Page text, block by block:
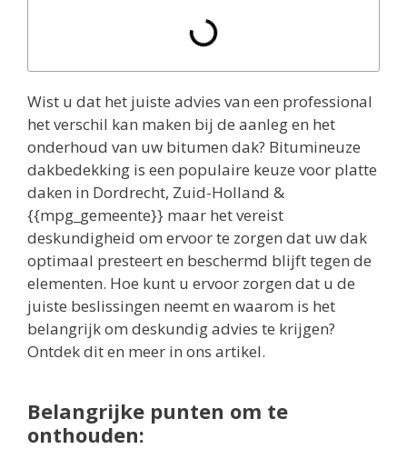
Wist u dat het juiste advies van een professional
het verschil kan maken bij de aanleg en het
onderhoud van uw bitumen dak? Bitumineuze
dakbedekking is een populaire keuze voor platte
daken in Dordrecht, Zuid-Holland &
{{mpg_gemeente}} maar het vereist
deskundigheid om ervoor te zorgen dat uw dak
optimaal presteert en beschermd blijft tegen de
elementen. Hoe kunt u ervoor zorgen dat u de
juiste beslissingen neemt en waarom is het
belangrijk om deskundig advies te krijgen?
Ontdek dit en meer in ons artikel.
Belangrijke punten om te
onthouden: